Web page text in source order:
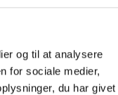
og til at analysere
for sociale medier,
du har givet